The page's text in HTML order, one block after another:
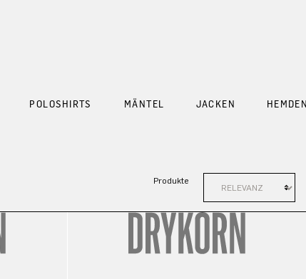
POLOSHIRTS MÄNTEL JACKEN
Produkte